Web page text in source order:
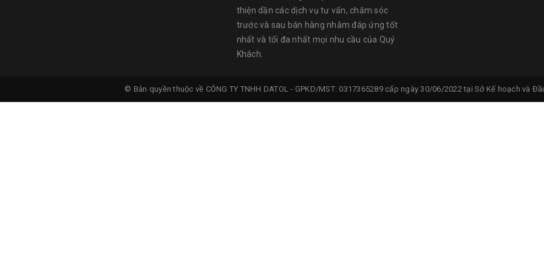
thiện dần các dịch vụ tư vấn, chăm sóc
trước và sau bán hàng nhằm đáp ứng tốt
nhất và tối đa nhất mọi nhu cầu của Quý
Khách.
© Bản quyền thuộc về CÔNG TY TNHH DATOL - GPKD/MST: 0317365289 cấp ngày 30/06/2022 tại Sở Kế hoạch và